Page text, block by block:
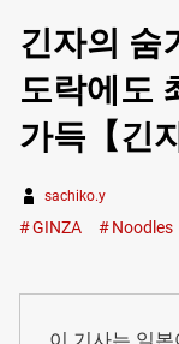
긴자의
도락에도
가득【긴
sachiko.y
GINZA Noodles